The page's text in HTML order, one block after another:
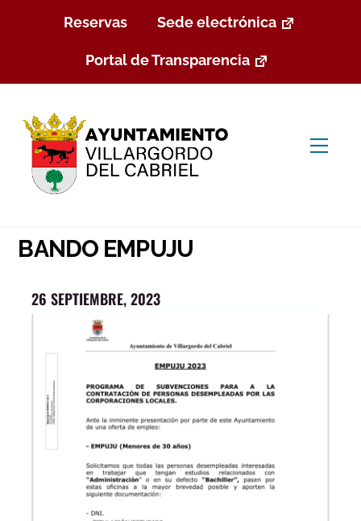
Reservas Sede electrónica
Portal de Transparencia
BANDO EMPUJU
26 SEPTIEMBRE, 2023